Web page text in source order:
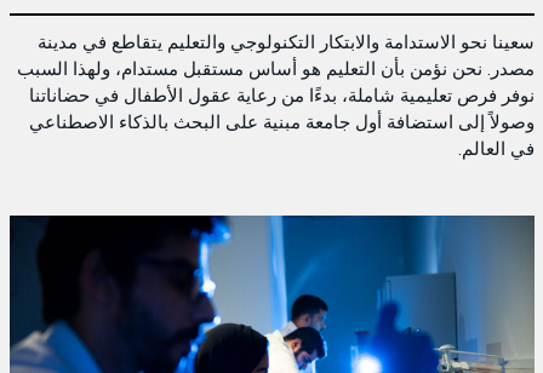
سعينا نحو الاستدامة والابتكار التكنولوجي والتعليم يتقاطع في مدينة
مصدر. نحن نؤمن بأن التعليم هو أساس مستقبل مستدام، ولهذا السبب
نوفر فرص تعليمية شاملة، بدءًا من رعاية عقول الأطفال في حضاناتنا
وصولاً إلى استضافة أول جامعة مبنية على البحث بالذكاء الاصطناعي
في العالم.